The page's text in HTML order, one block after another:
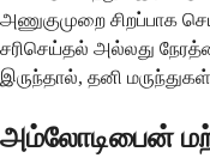
அணுகுமுறை சிறப்பாக
சரிசெய்தல் அல்லது
இருந்தால், தனி
அம்லோடிபைன்